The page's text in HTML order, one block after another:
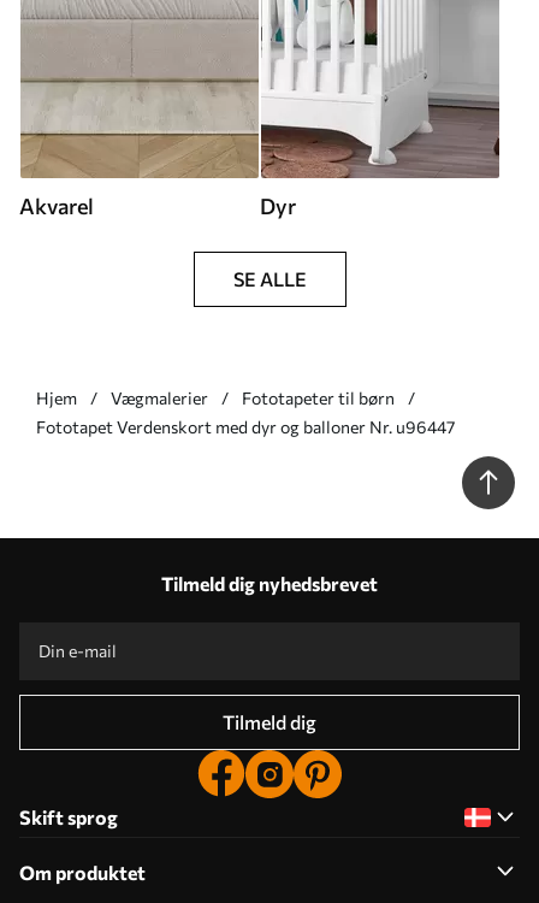
Akvarel Dyr
SE ALLE
Hjem Vægmalerier
Fototapeter til børn
Fototapet Verdenskort med dyr og balloner Nr. u96447
Tilmeld dig nyhedsbrevet
Tilmeld dig
Skift sprog
Om produktet